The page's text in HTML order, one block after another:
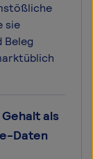
sie
als
Daten